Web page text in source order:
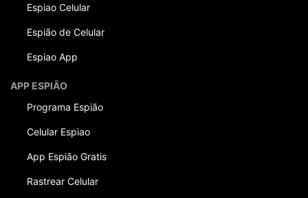
Espiao Celular
Espião de Celular
Espiao App
APP ESPIÃO
Programa Espião
Celular Espiao
App Espião Gratis
Rastrear Celular